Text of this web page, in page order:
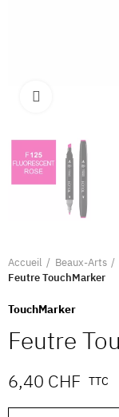
Accueil Beaux-Arts
Feutre TouchMarker
TouchMarker
Feutre
6,40 CHF TTC